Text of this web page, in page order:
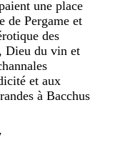
une place
de Pergame et
des
Dieu du vin et
et aux
à Bacchus